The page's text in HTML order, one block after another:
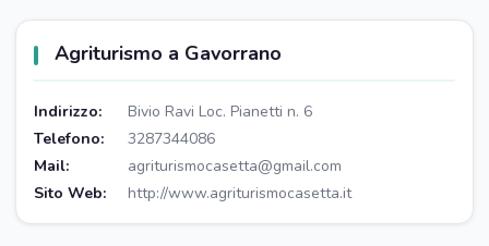
Agriturismo a Gavorrano
Indirizzo:
Bivio Ravi Loc. Pianetti n. 6
Telefono:
3287344086
Mail:
agriturismocasetta@gmail.com
Sito Web:
http://www.agriturismocasetta.it